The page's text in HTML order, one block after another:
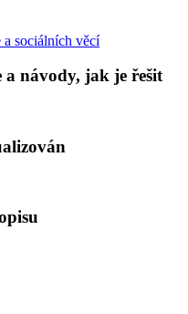
sociálních věcí
a návody, jak je řešit